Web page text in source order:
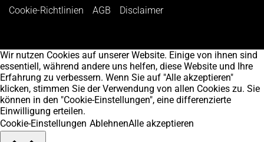
Cookie-Richtlinien AGB Disclaimer
Wir nutzen Cookies auf unserer Website. Einige von ihnen sind
essentiell, während andere uns helfen, diese Website und Ihre
Erfahrung zu verbessern. Wenn Sie auf "Alle akzeptieren"
klicken, stimmen Sie der Verwendung von allen Cookies zu. Sie
können in den "Cookie-Einstellungen", eine differenzierte
Einwilligung erteilen.
Cookie-Einstellungen AblehnenAlle akzeptieren